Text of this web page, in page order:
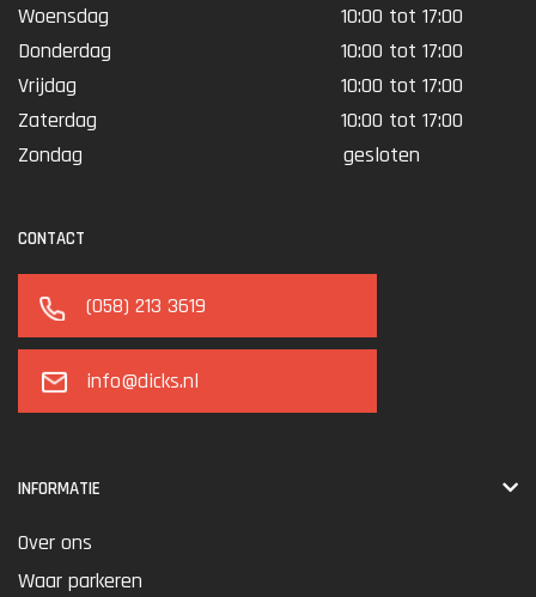
Woensdag
10:00 tot 17:00
Donderdag
10:00 tot 17:00
Vrijdag
10:00 tot 17:00
Zaterdag
10:00 tot 17:00
Zondag
gesloten
CONTACT
(058) 213 3619
info@dicks.nl
INFORMATIE
Over ons
Waar parkeren